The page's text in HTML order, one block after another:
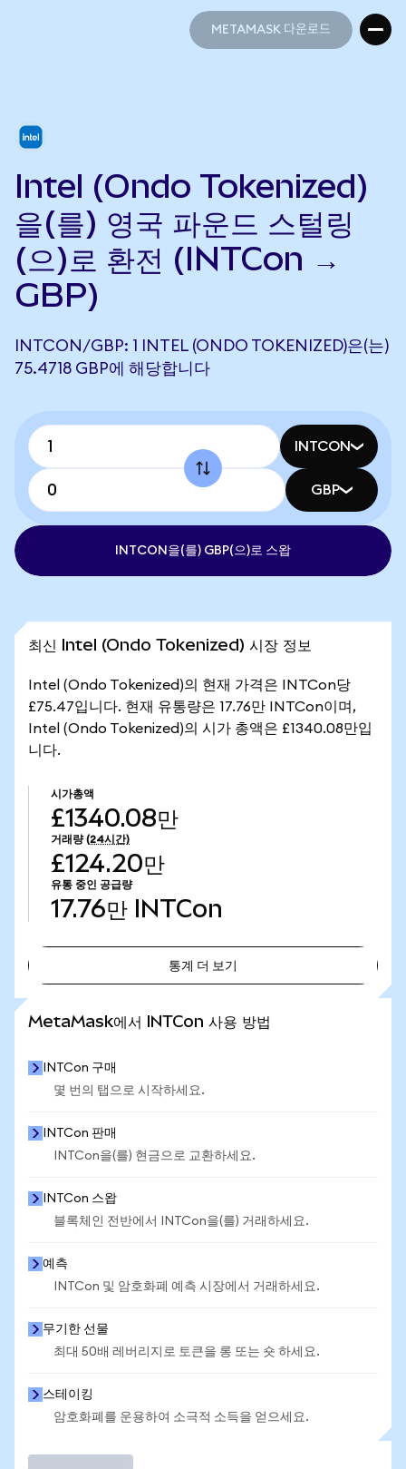
METAMASK 다운로드
Intel (Ondo Tokenized)
을(를) 영국 파운드 스털링
(으)로 환전 (INTCon →
GBP)
INTCON/GBP: 1 INTEL (ONDO TOKENIZED)은(는)
75.4718 GBP에 해당합니다
INTCON
GBP
INTCON을(를) GBP(으)로 스왑
최신 Intel (Ondo Tokenized) 시장 정보
Intel (Ondo Tokenized)의 현재 가격은 INTCon당
£75.47입니다. 현재 유통량은 17.76만 INTCon이며,
Intel (Ondo Tokenized)의 시가 총액은 £1340.08만입
니다.
시가총액
£1340.08만
거래량 (24시간)
£124.20만
유통 중인 공급량
17.76만 INTCon
통계 더 보기
MetaMask에서 INTCon 사용 방법
INTCon 구매
몇 번의 탭으로 시작하세요.
INTCon 판매
INTCon을(를) 현금으로 교환하세요.
INTCon 스왑
블록체인 전반에서 INTCon을(를) 거래하세요.
예측
INTCon 및 암호화폐 예측 시장에서 거래하세요.
무기한 선물
최대 50배 레버리지로 토큰을 롱 또는 숏 하세요.
스테이킹
암호화폐를 운용하여 소극적 소득을 얻으세요.